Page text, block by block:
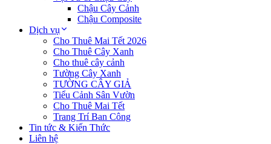
Chậu Cây Cảnh
Chậu Composite
Dịch vụ
Cho Thuê Mai Tết 2026
Cho Thuê Cây Xanh
Cho thuê cây cảnh
Tường Cây Xanh
TƯỜNG CÂY GIẢ
Tiểu Cảnh Sân Vườn
Cho Thuê Mai Tết
Trang Trí Ban Công
Tin tức & Kiến Thức
Liên hệ